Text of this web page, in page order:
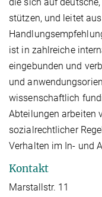
stützen, und leitet
ist in zahlreiche
eingebunden und
und
wissenschaftlich
Abteilungen arbeiten
sozialrechtlicher
Verhalten im In- und
Kontakt
Marstallstr. 11